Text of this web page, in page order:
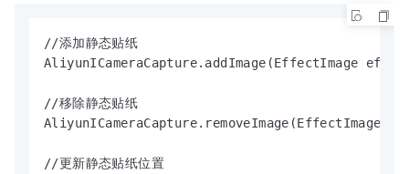
//添加静态贴纸
AliyunICameraCapture.addImage(EffectImage
//移除静态贴纸
AliyunICameraCapture.removeImage(EffectImage
//更新静态贴纸位置